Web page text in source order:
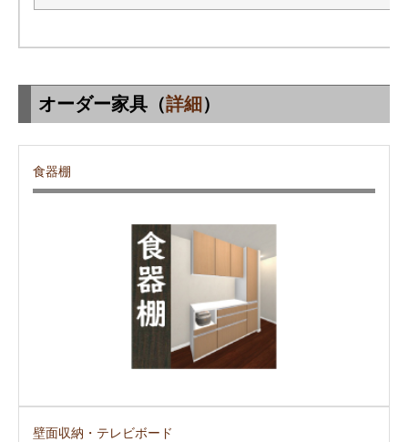
オーダー家具（詳細 ）
食器棚
壁面収納・テレビボード